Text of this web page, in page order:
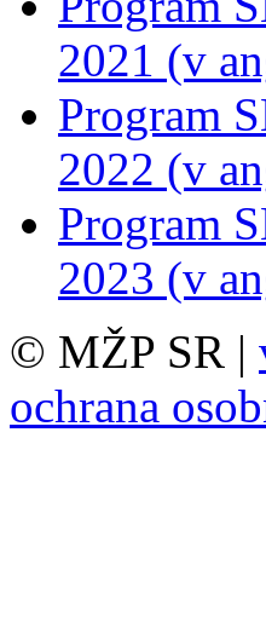
2021 (v
Program
2022 (v
Program
2023 (v
© MŽP SR |
ochrana